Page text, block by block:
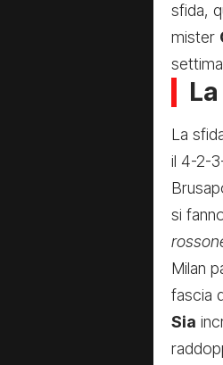
sfida,
mister
La
il 4-2-
si
Milan
fascia
Sia